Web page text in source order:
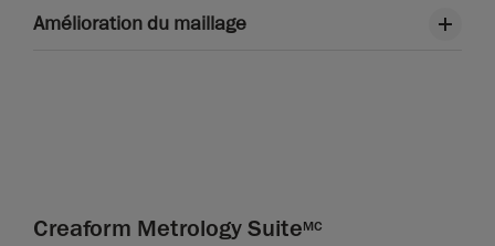
Amélioration du maillage
Creaform Metrology SuiteMC